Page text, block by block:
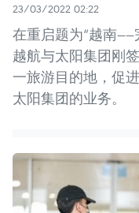
23/03/2022 02:22
在重启题为“越南——
越航与太阳集团刚
一旅游目的地，促
太阳集团的业务。